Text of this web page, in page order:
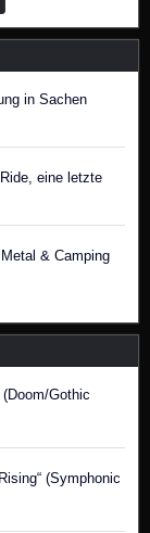
in Sachen
eine letzte
& Camping
(Doom/Gothic
(Symphonic